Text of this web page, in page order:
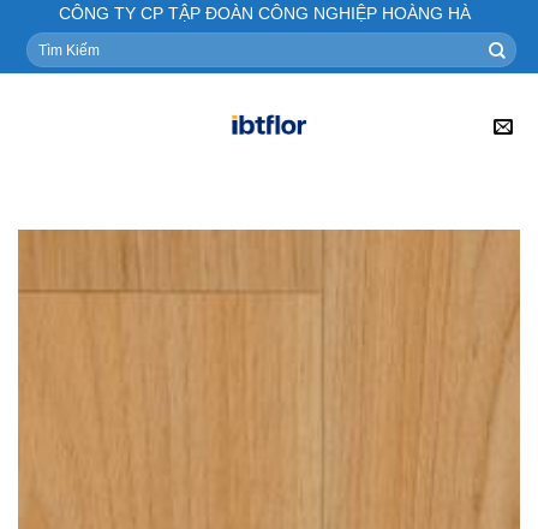
content
CÔNG TY CP TẬP ĐOÀN CÔNG NGHIỆP HOÀNG HÀ
Tìm
kiếm: